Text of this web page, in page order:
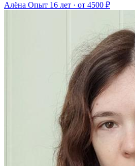
Алёна Опыт 16 лет · от 4500 ₽